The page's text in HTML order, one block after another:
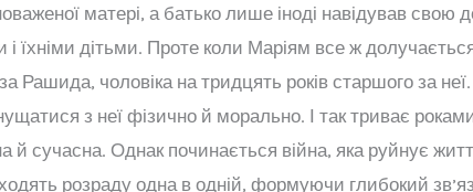
матері, а батько лише іноді навідував свою
їхніми дітьми. Проте коли Маріям все ж долучається
за Рашида, чоловіка на тридцять років старшого за
з неї фізично й морально. І так триває
й сучасна. Однак починається війна, яка руйнує
розраду одна в одній, формуючи глибокий